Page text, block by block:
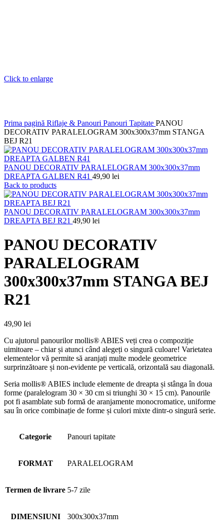
Click to enlarge
Prima pagină Riflaje & Panouri Panouri Tapitate PANOU
DECORATIV PARALELOGRAM 300x300x37mm STANGA
BEJ R21
PANOU DECORATIV PARALELOGRAM 300x300x37mm
DREAPTA GALBEN R41 49,90 lei
Back to products
PANOU DECORATIV PARALELOGRAM 300x300x37mm
DREAPTA BEJ R21 49,90 lei
PANOU DECORATIV
PARALELOGRAM
300x300x37mm STANGA BEJ
R21
49,90 lei
Cu ajutorul panourilor mollis® ABIES veți crea o compoziție
uimitoare – chiar și atunci când alegeți o singură culoare! Varietatea
elementelor vă permite să aranjați multe modele geometrice
surprinzătoare și non-evidente pe verticală, orizontală sau diagonală.
Seria mollis® ABIES include elemente de dreapta și stânga în doua
forme (paralelogram 30 × 30 cm si triunghi 30 × 15 cm). Panourile
pot fi asamblate sub formă de aranjamente monocromatice, uniforme
sau în orice combinație de forme și culori mixte dintr-o singură serie.
Categorie Panouri tapitate
FORMAT PARALELOGRAM
Termen de livrare 5-7 zile
DIMENSIUNI 300x300x37mm